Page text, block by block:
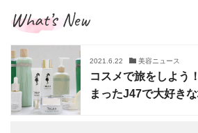
What’s New
2021.6.22 美容ニュース
コスメで旅をしよう
まったJ47で大好き